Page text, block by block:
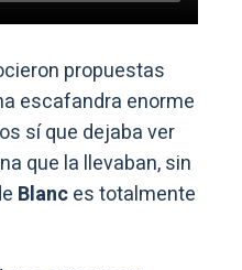
propuestas
escafandra enorme
sí que dejaba ver
que la llevaban, sin
Blances totalmente